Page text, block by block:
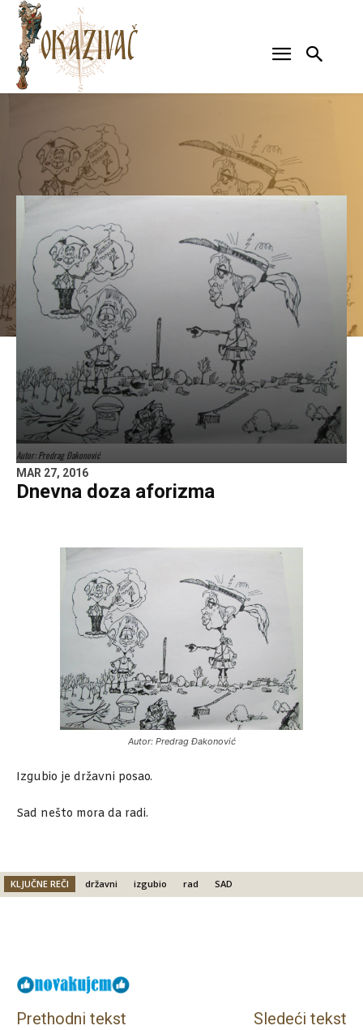
Autor: Predrag Đakonović
MAR 27, 2016
Dnevna doza aforizma
Autor: Predrag Đakonović
Izgubio je državni posao.
Sad nešto mora da radi.
KLJUČNE REČI državni izgubio rad SAD
Prethodni tekst Sledeći tekst